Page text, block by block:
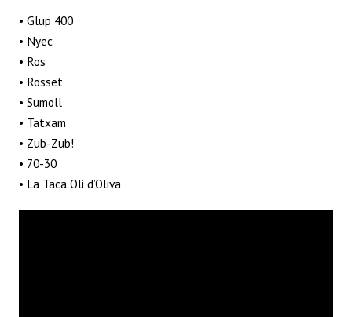
• Glup 400
• Nyec
• Ros
• Rosset
• Sumoll
• Tatxam
• Zub-Zub!
• 70-30
• La Taca Oli d’Oliva